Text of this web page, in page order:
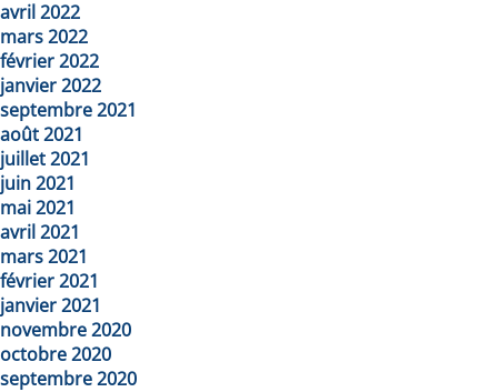
avril 2022
mars 2022
février 2022
janvier 2022
septembre 2021
août 2021
juillet 2021
juin 2021
mai 2021
avril 2021
mars 2021
février 2021
janvier 2021
novembre 2020
octobre 2020
septembre 2020